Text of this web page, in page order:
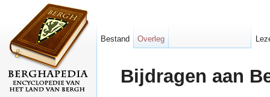
Bijdragen aan
Bestand Overleg